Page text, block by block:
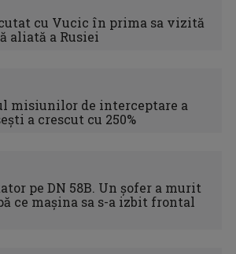
cu Vucic în prima sa vizită
aliată a Rusiei
misiunilor de interceptare a
a crescut cu 250%
pe DN 58B. Un șofer a murit
ce mașina sa s-a izbit frontal